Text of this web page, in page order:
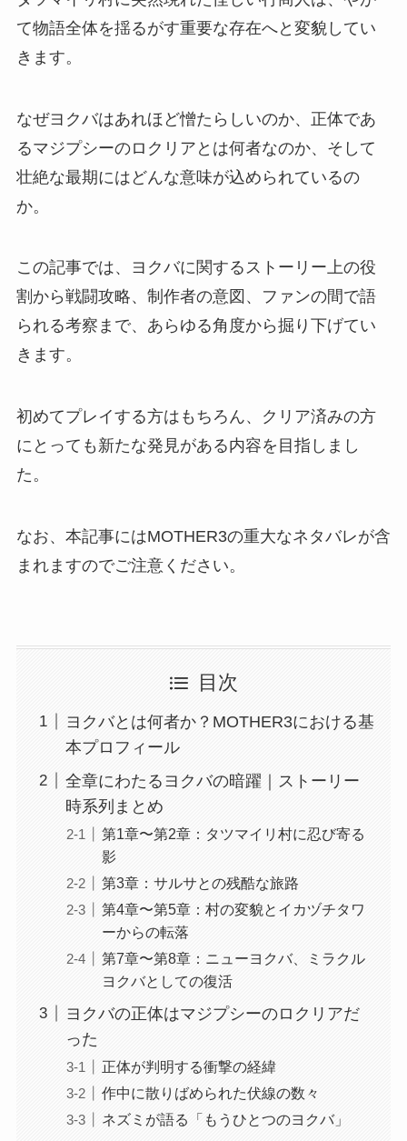
て物語全体を揺るがす重要な存在へと変貌してい
きます。
なぜヨクバはあれほど憎たらしいのか、正体であ
るマジプシーのロクリアとは何者なのか、そして
壮絶な最期にはどんな意味が込められているの
か。
この記事では、ヨクバに関するストーリー上の役
割から戦闘攻略、制作者の意図、ファンの間で語
られる考察まで、あらゆる角度から掘り下げてい
きます。
初めてプレイする方はもちろん、クリア済みの方
にとっても新たな発見がある内容を目指しまし
た。
なお、本記事にはMOTHER3の重大なネタバレが含
まれますのでご注意ください。
目次
ヨクバとは何者か？MOTHER3における基
本プロフィール
全章にわたるヨクバの暗躍｜ストーリー
時系列まとめ
第1章〜第2章：タツマイリ村に忍び寄る
影
第3章：サルサとの残酷な旅路
第4章〜第5章：村の変貌とイカヅチタワ
ーからの転落
第7章〜第8章：ニューヨクバ、ミラクル
ヨクバとしての復活
ヨクバの正体はマジプシーのロクリアだ
った
正体が判明する衝撃の経緯
作中に散りばめられた伏線の数々
ネズミが語る「もうひとつのヨクバ」